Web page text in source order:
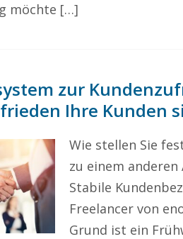
möchte […]
zur
Ihre Kunden
Wie stellen Sie
zu einem
Stabile
Freelancer von
Grund ist ein